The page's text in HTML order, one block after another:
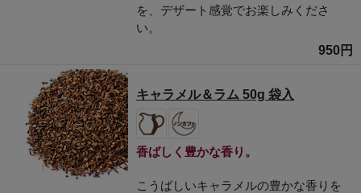
を、デザート感覚でお楽しみくださ
い。
950円
キャラメル＆ラム 50g 袋入
香ばしく豊かな香り。
こうばしいキャラメルの豊かな香りを